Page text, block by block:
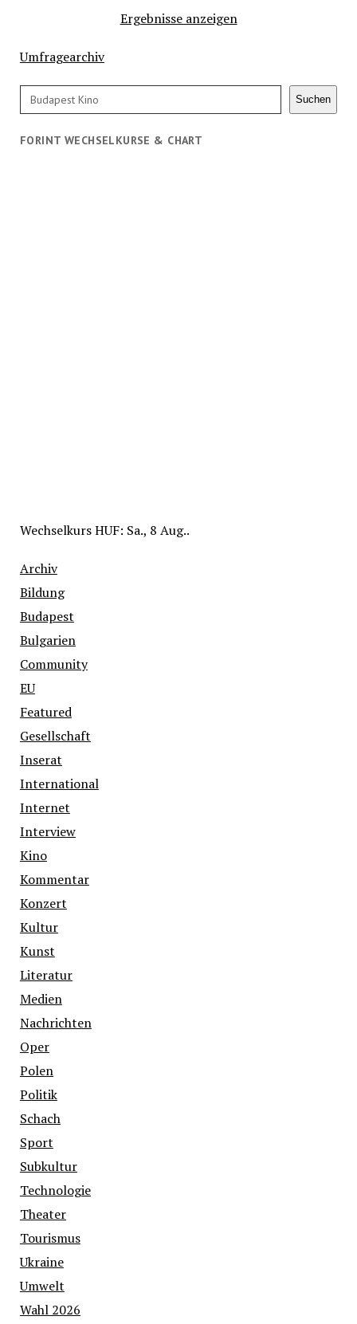
Ergebnisse anzeigen
Umfragearchiv
Suchen Suchen
FORINT WECHSELKURSE & CHART
WechselkursHUF: Sa., 8 Aug..
Archiv
Bildung
Budapest
Bulgarien
Community
EU
Featured
Gesellschaft
Inserat
International
Internet
Interview
Kino
Kommentar
Konzert
Kultur
Kunst
Literatur
Medien
Nachrichten
Oper
Polen
Politik
Schach
Sport
Subkultur
Technologie
Theater
Tourismus
Ukraine
Umwelt
Wahl 2026